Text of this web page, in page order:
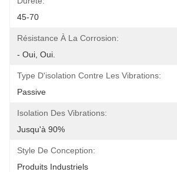
45-70
Résistance À La Corrosion:
- Oui, Oui.
Type D'isolation Contre Les Vibrations:
Passive
Isolation Des Vibrations:
Jusqu'à 90%
Style De Conception:
Produits Industriels